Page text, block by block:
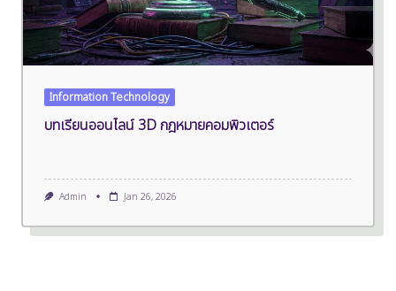
Information Technology
บทเรียนออนไลน์ 3D กฎหมายคอมพิวเตอร์
Admin Jan 26, 2026